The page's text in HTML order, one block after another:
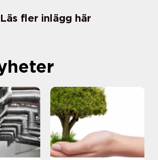
Läs fler inlägg här